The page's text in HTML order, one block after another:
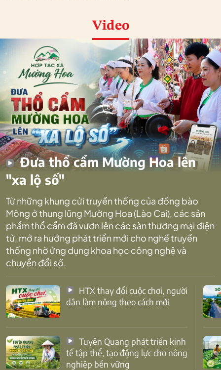
Video
Đưa thổ cẩm Mường Hoa lên
"xa lộ số"
Từ những khung cửi truyền thống của đồng bào
Mông ở thung lũng Mường Hoa (Lào Cai), các sản
phẩm thổ cẩm đã vươn lên các sàn thương mại điện
tử, mở ra hướng phát triển mới cho nghề truyền
thống nhờ ứng dụng khoa học công nghệ và
chuyển đổi số.
dân làm nông theo cách mới
tế tập thể, tạo động lực cho nông
nghiệp bền vững